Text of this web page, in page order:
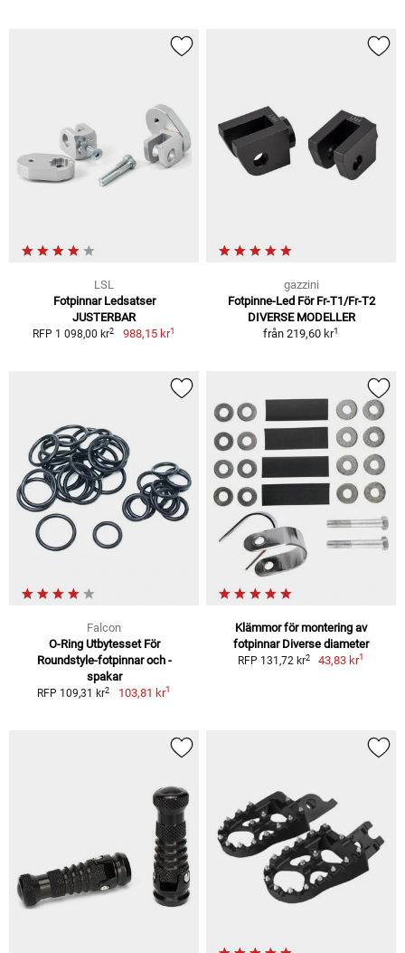
LSL
Fotpinnar Ledsatser
JUSTERBAR
RFP 1 098,00 kr2 988,15 kr1
gazzini
Fotpinne-Led För Fr-T1/Fr-T2
DIVERSE MODELLER
från 219,60 kr1
Falcon
O-Ring Utbytesset För
Roundstyle-fotpinnar och -
spakar
RFP 109,31 kr2 103,81 kr1
Klämmor för montering av
fotpinnar Diverse diameter
RFP 131,72 kr2 43,83 kr1